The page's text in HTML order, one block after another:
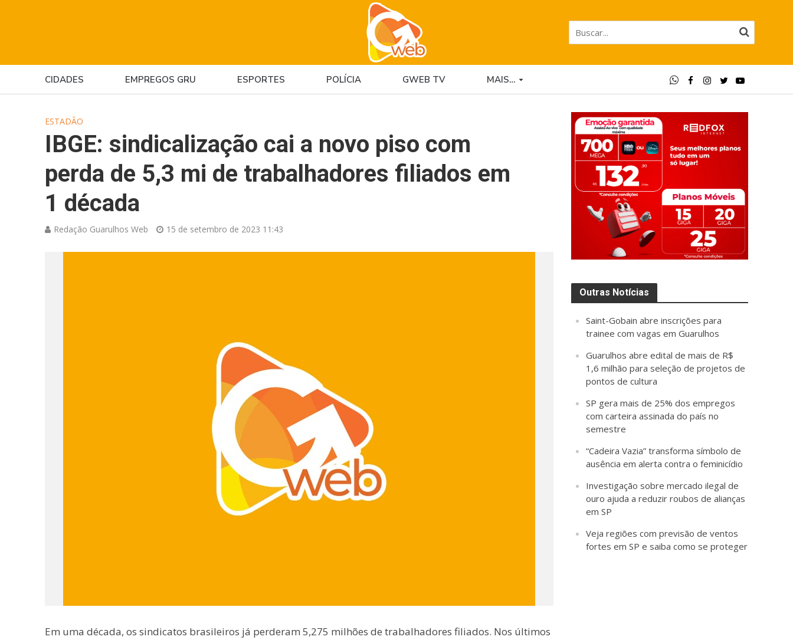
CIDADES EMPREGOS GRU ESPORTES POLÍCIA GWEB TV MAIS…
ESTADÃO
IBGE: sindicalização cai a novo piso com
perda de 5,3 mi de trabalhadores filiados em
1 década
Redação Guarulhos Web 15 de setembro de 2023 11:43
Em uma década, os sindicatos brasileiros já perderam 5,275 milhões de trabalhadores filiados. Nos últimos
Outras Notícias
Saint-Gobain abre inscrições para
trainee com vagas em Guarulhos
Guarulhos abre edital de mais de R$
1,6 milhão para seleção de projetos de
pontos de cultura
SP gera mais de 25% dos empregos
com carteira assinada do país no
semestre
“Cadeira Vazia” transforma símbolo de
ausência em alerta contra o feminicídio
Investigação sobre mercado ilegal de
ouro ajuda a reduzir roubos de alianças
em SP
Veja regiões com previsão de ventos
fortes em SP e saiba como se proteger